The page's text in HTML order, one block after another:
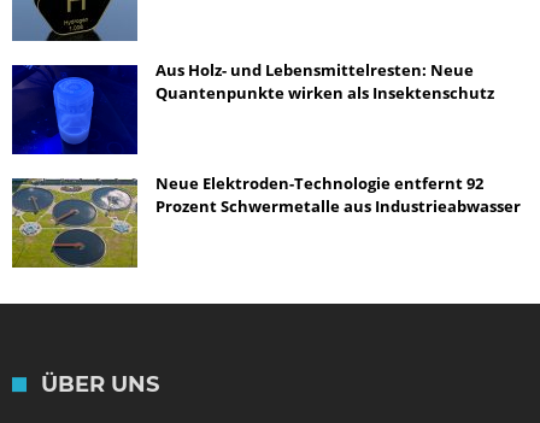
Aus Holz- und Lebensmittelresten: Neue
Quantenpunkte wirken als Insektenschutz
Neue Elektroden-Technologie entfernt 92
Prozent Schwermetalle aus Industrieabwasser
ÜBER UNS